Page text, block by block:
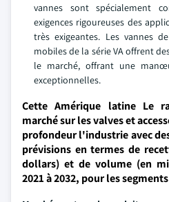
vannes sont spécialement
exigences rigoureuses des
très exigeantes. Les vannes
mobiles de la série VA offrent
le marché, offrant une
exceptionnelles.
Cette Amérique latine Le
marché sur les valves et
profondeur l'industrie avec
prévisions en termes de
dollars) et de volume (en
2021 à 2032, pour les